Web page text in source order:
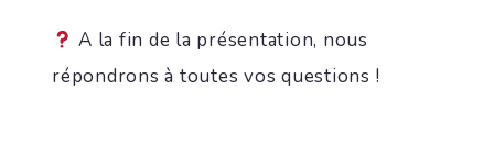
A la fin de la présentation, nous
répondrons à toutes vos questions !